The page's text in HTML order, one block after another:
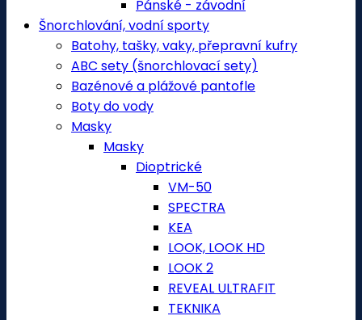
Pánské - závodní
Šnorchlování, vodní sporty
Batohy, tašky, vaky, přepravní kufry
ABC sety (šnorchlovací sety)
Bazénové a plážové pantofle
Boty do vody
Masky
Masky
Dioptrické
VM-50
SPECTRA
KEA
LOOK, LOOK HD
LOOK 2
REVEAL ULTRAFIT
TEKNIKA